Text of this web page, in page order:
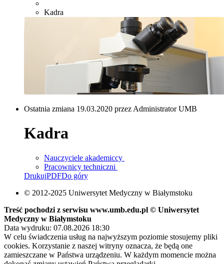
Kadra
Ostatnia zmiana 19.03.2020 przez Administrator UMB
Kadra
Nauczyciele akademiccy
Pracownicy techniczni
DrukujPDFDo góry
© 2012-2025 Uniwersytet Medyczny w Białymstoku
Treść pochodzi z serwisu www.umb.edu.pl © Uniwersytet
Medyczny w Białymstoku
Data wydruku: 07.08.2026 18:30
W celu świadczenia usług na najwyższym poziomie stosujemy pliki
cookies. Korzystanie z naszej witryny oznacza, że będą one
zamieszczane w Państwa urządzeniu. W każdym momencie można